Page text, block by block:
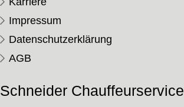
Impressum
Datenschutzerklärung
AGB
Schneider Chauffeurservice